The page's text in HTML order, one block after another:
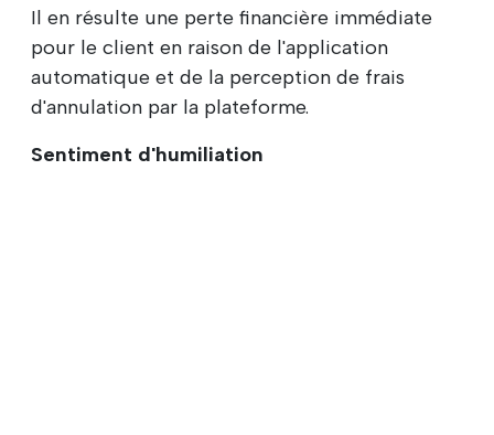
Il en résulte une perte financière immédiate
pour le client en raison de l'application
automatique et de la perception de frais
d'annulation par la plateforme.
Sentiment d'humiliation